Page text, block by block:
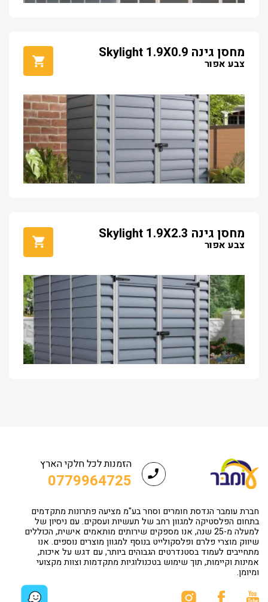
מחסן גינה Skylight 1.9X0.9
צבע אפור
מחסן גינה Skylight 1.9X2.3
צבע אפור
הזמנות לכל חלקי הארץ
0779964725
חברת עומבר הנדסת חומרים וסחר בע"מ מציעה פתרונות מתקדמים
בתחום הפלסטיקה למגוון רחב של תעשיות ועסקים. עם ניסיון של
למעלה מ-25 שנה, אנו מספקים שירותים מותאמים אישית, הכוללים
שיווק מוצרי פלרם ופלסקולייט בנוסף למגוון מוצרים נוספים. אנו
מתחייבים לעמוד בסטנדרטים הגבוהים ביותר, עם דגש על איכות,
אמינות וקיימות, תוך שימוש בטכנולוגיות מתקדמות וצוות מקצועי
ומיומן.